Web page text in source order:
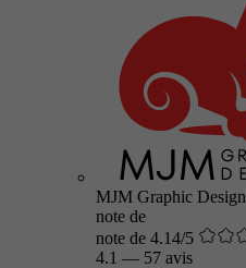
MJM Graphic Design
note de
note de 4.14/5
4.1 — 57 avis